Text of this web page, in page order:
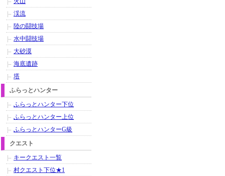
渓流
陸の闘技場
水中闘技場
大砂漠
海底遺跡
塔
ふらっとハンター
ふらっとハンター下位
ふらっとハンター上位
ふらっとハンターG級
クエスト
キークエスト一覧
村クエスト下位★1